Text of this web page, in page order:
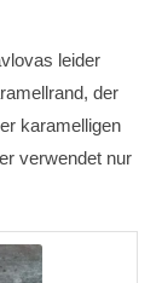
leider
der
karamelligen
verwendet nur